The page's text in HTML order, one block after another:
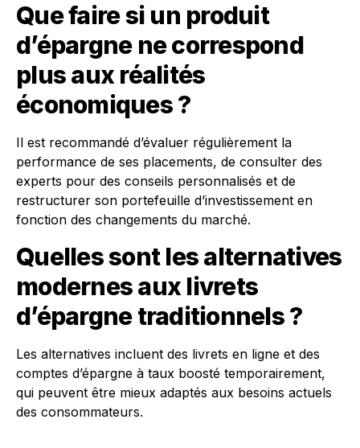
Que faire si un produit
d’épargne ne correspond
plus aux réalités
économiques ?
Il est recommandé d’évaluer régulièrement la
performance de ses placements, de consulter des
experts pour des conseils personnalisés et de
restructurer son portefeuille d’investissement en
fonction des changements du marché.
Quelles sont les alternatives
modernes aux livrets
d’épargne traditionnels ?
Les alternatives incluent des livrets en ligne et des
comptes d’épargne à taux boosté temporairement,
qui peuvent être mieux adaptés aux besoins actuels
des consommateurs.